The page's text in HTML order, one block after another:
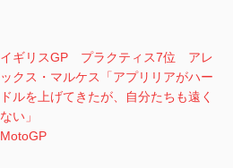
イギリスGP プラクティス7位 アレ
ックス・マルケス「アプリリアがハー
ドルを上げてきたが、自分たちも遠く
ない」
MotoGP